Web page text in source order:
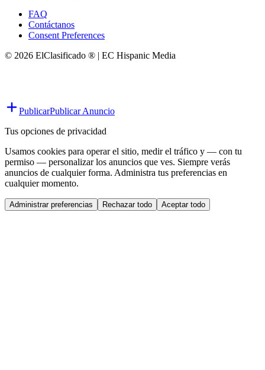
FAQ
Contáctanos
Consent Preferences
© 2026 ElClasificado ® | EC Hispanic Media
PublicarPublicar Anuncio
Tus opciones de privacidad
Usamos cookies para operar el sitio, medir el tráfico y — con tu
permiso — personalizar los anuncios que ves. Siempre verás
anuncios de cualquier forma. Administra tus preferencias en
cualquier momento.
Administrar preferencias Rechazar todo Aceptar todo